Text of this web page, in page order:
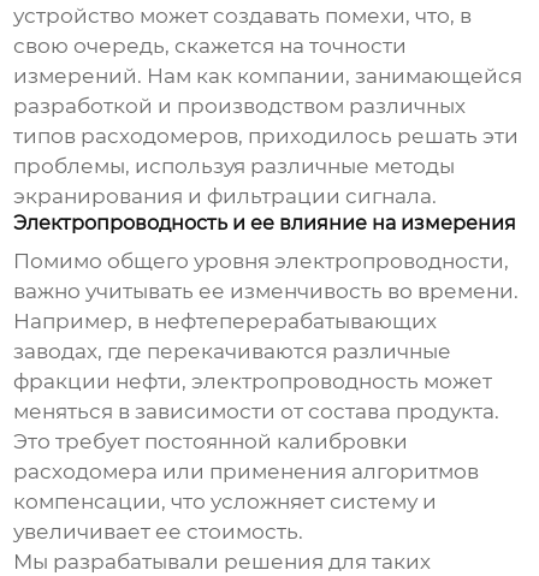
устройство может создавать помехи, что, в
свою очередь, скажется на точности
измерений. Нам как компании, занимающейся
разработкой и производством различных
типов расходомеров, приходилось решать эти
проблемы, используя различные методы
экранирования и фильтрации сигнала.
Электропроводность и ее влияние на измерения
Помимо общего уровня электропроводности,
важно учитывать ее изменчивость во времени.
Например, в нефтеперерабатывающих
заводах, где перекачиваются различные
фракции нефти, электропроводность может
меняться в зависимости от состава продукта.
Это требует постоянной калибровки
расходомера или применения алгоритмов
компенсации, что усложняет систему и
увеличивает ее стоимость.
Мы разрабатывали решения для таких